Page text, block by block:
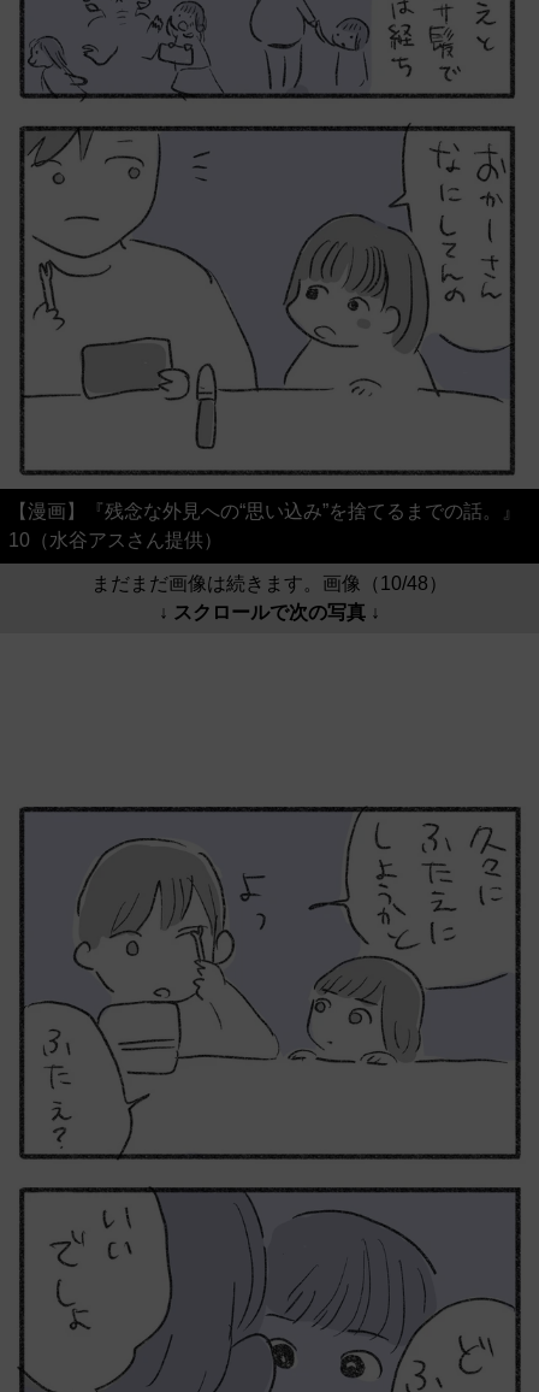
【漫画】『残念な外見への“思い込み”を捨てるまでの話。』
10（水谷アスさん提供）
まだまだ画像は続きます。画像（10/48）
↓ スクロールで次の写真 ↓